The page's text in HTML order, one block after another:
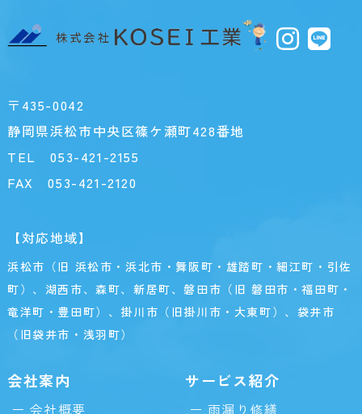
〒435-0042
静岡県浜松市中央区篠ケ瀬町428番地
TEL053-421-2155
FAX 053-421-2120
【対応地域】
浜松市（旧 浜松市・浜北市・舞阪町・雄踏町・細江町・引佐
町）、湖西市、森町、新居町、磐田市（旧 磐田市・福田町・
竜洋町・豊田町）、掛川市（旧掛川市・大東町）、袋井市
（旧袋井市・浅羽町）
会社案内
会社概要
サービス紹介
雨漏り修繕